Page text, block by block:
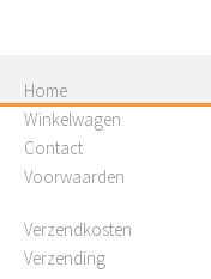
Home
Winkelwagen
Contact
Voorwaarden
Verzendkosten
Verzending